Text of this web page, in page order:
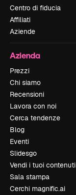
Centro di fiducia
Affiliati
Aziende
Azienda
Prezzi
Chi siamo
Recensioni
Lavora con noi
Cerca tendenze
Blog
Eventi
Slidesgo
Vendi i tuoi contenuti
Sala stampa
Cerchi magnific.ai